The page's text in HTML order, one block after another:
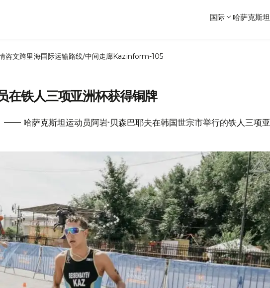
国际 哈萨克斯坦
咨文跨里海国际运输路线/中间走廊Kazinform-105
在铁人三项亚洲杯获得铜牌
哈萨克斯坦运动员阿岩·贝森巴耶夫在韩国世宗市举行的铁人三项亚